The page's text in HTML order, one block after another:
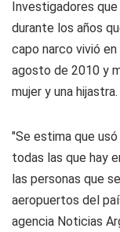
Investigadores que
durante los años
capo narco vivió
agosto de 2010 y
mujer y una hijastra.
"Se estima que
todas las que hay
las personas que
aeropuertos del
agencia Noticias